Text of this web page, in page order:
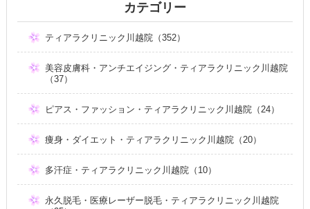
カテゴリー
ティアラクリニック川越院（352）
美容皮膚科・アンチエイジング・ティアラクリニック川越院
（37）
ピアス・ファッション・ティアラクリニック川越院（24）
痩身・ダイエット・ティアラクリニック川越院（20）
多汗症・ティアラクリニック川越院（10）
永久脱毛・医療レーザー脱毛・ティアラクリニック川越院